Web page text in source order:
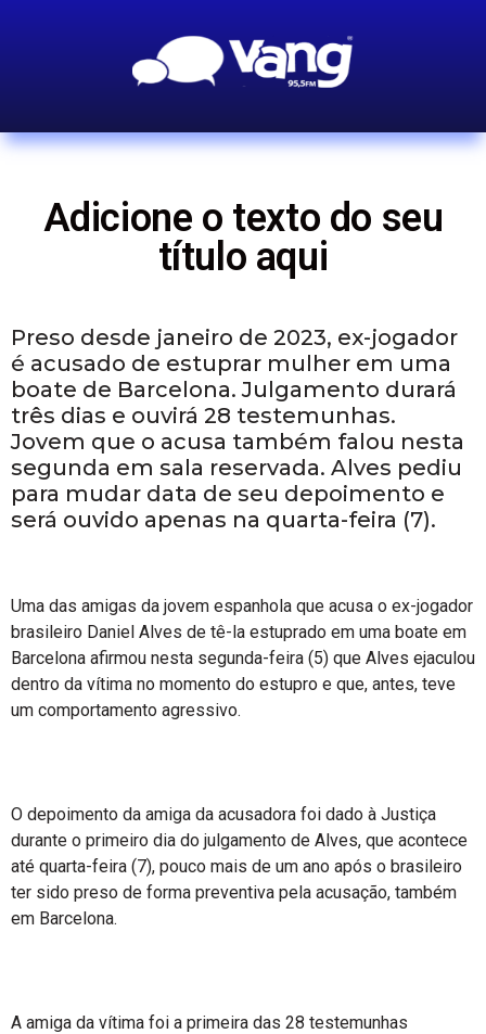
Adicione o texto do seu
título aqui
Preso desde janeiro de 2023, ex-jogador
é acusado de estuprar mulher em uma
boate de Barcelona. Julgamento durará
três dias e ouvirá 28 testemunhas.
Jovem que o acusa também falou nesta
segunda em sala reservada. Alves pediu
para mudar data de seu depoimento e
será ouvido apenas na quarta-feira (7).
Uma das amigas da jovem espanhola que acusa o ex-jogador
brasileiro Daniel Alves de tê-la estuprado em uma boate em
Barcelona afirmou nesta segunda-feira (5) que Alves ejaculou
dentro da vítima no momento do estupro e que, antes, teve
um comportamento agressivo.
O depoimento da amiga da acusadora foi dado à Justiça
durante o primeiro dia do julgamento de Alves, que acontece
até quarta-feira (7), pouco mais de um ano após o brasileiro
ter sido preso de forma preventiva pela acusação, também
em Barcelona.
A amiga da vítima foi a primeira das 28 testemunhas